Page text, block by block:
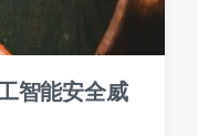
智能安全威